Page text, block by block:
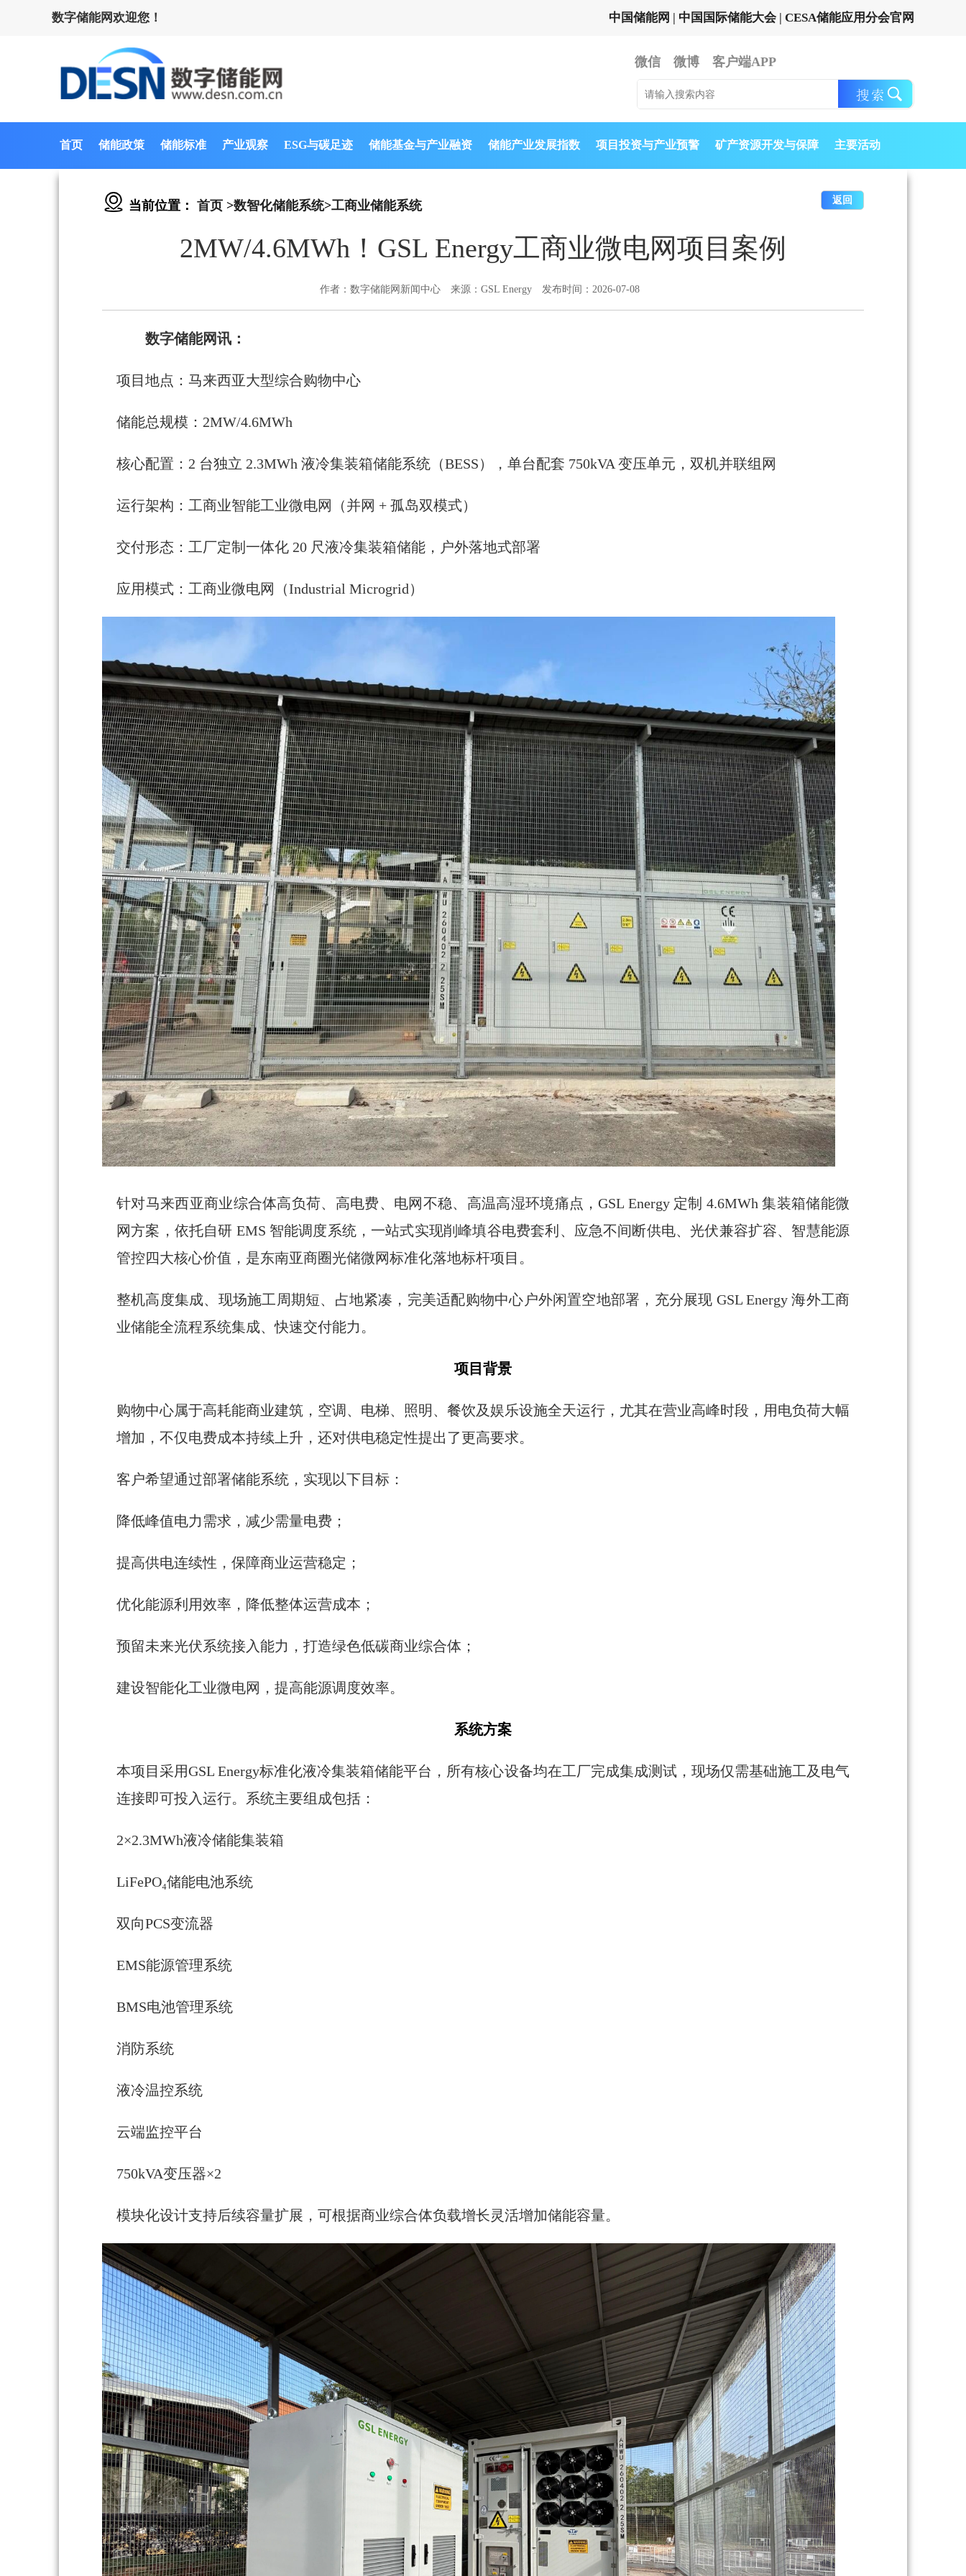
数字储能网欢迎您！ 中国储能网 | 中国国际储能大会 | CESA储能应用分会官网
微信 微博 客户端APP
首页 储能政策 储能标准 产业观察 ESG与碳足迹 储能基金与产业融资 储能产业发展指数 项目投资与产业预警 矿产资源开发与保障 主要活动
当前位置： 首页 >数智化储能系统>工商业储能系统 返回
2MW/4.6MWh！GSL Energy工商业微电网项目案例
作者：数字储能网新闻中心 来源：GSL Energy 发布时间：2026-07-08
数字储能网讯：
项目地点：马来西亚大型综合购物中心
储能总规模：2MW/4.6MWh
核心配置：2 台独立 2.3MWh 液冷集装箱储能系统（BESS），单台配套 750kVA 变压单元，双机并联组网
运行架构：工商业智能工业微电网（并网 + 孤岛双模式）
交付形态：工厂定制一体化 20 尺液冷集装箱储能，户外落地式部署
应用模式：工商业微电网（Industrial Microgrid）
针对马来西亚商业综合体高负荷、高电费、电网不稳、高温高湿环境痛点，GSL Energy 定制 4.6MWh 集装箱储能微
网方案，依托自研 EMS 智能调度系统，一站式实现削峰填谷电费套利、应急不间断供电、光伏兼容扩容、智慧能源
管控四大核心价值，是东南亚商圈光储微网标准化落地标杆项目。
整机高度集成、现场施工周期短、占地紧凑，完美适配购物中心户外闲置空地部署，充分展现 GSL Energy 海外工商
业储能全流程系统集成、快速交付能力。
项目背景
购物中心属于高耗能商业建筑，空调、电梯、照明、餐饮及娱乐设施全天运行，尤其在营业高峰时段，用电负荷大幅
增加，不仅电费成本持续上升，还对供电稳定性提出了更高要求。
客户希望通过部署储能系统，实现以下目标：
降低峰值电力需求，减少需量电费；
提高供电连续性，保障商业运营稳定；
优化能源利用效率，降低整体运营成本；
预留未来光伏系统接入能力，打造绿色低碳商业综合体；
建设智能化工业微电网，提高能源调度效率。
系统方案
本项目采用GSL Energy标准化液冷集装箱储能平台，所有核心设备均在工厂完成集成测试，现场仅需基础施工及电气
连接即可投入运行。系统主要组成包括：
2×2.3MWh液冷储能集装箱
LiFePO₄储能电池系统
双向PCS变流器
EMS能源管理系统
BMS电池管理系统
消防系统
液冷温控系统
云端监控平台
750kVA变压器×2
模块化设计支持后续容量扩展，可根据商业综合体负载增长灵活增加储能容量。